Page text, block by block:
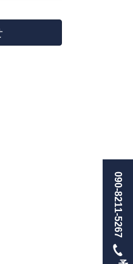
090-8211-5267